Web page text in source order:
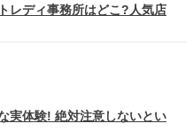
レディ事務所はどこ?人気店
実体験! 絶対注意しないとい